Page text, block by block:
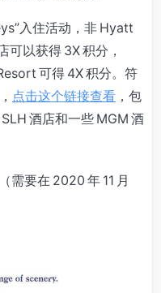
入住活动，非 Hyatt
以获得 3X 积分，
可得 4X 积分。符
点击这个链接查看 ，包
酒店和一些 MGM 酒
需要在 2020 年 11 月